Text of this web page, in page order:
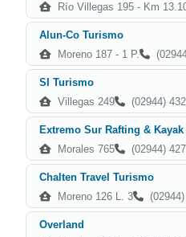
Río Villegas 195 - Km
Alun-Co Turismo
Moreno 187 - 1 P.
SI Turismo
Villegas 249
(02944)
Extremo Sur Rafting & Kayak
Morales 765
(02944)
Chalten Travel Turismo
Moreno 126 L. 3
Overland